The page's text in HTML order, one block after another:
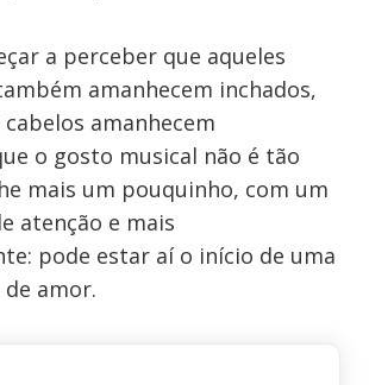
a perceber que aqueles
amanhecem inchados,
amanhecem
o gosto musical não é tão
mais um pouquinho, com um
atenção e mais
pode estar aí o início de uma
amor.